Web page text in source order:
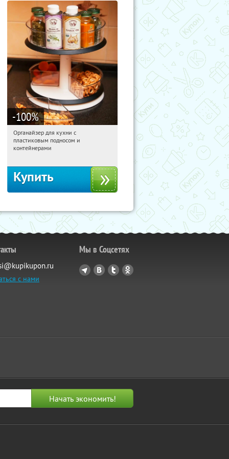
-100%
20:01:43 Получили:
Россия
Органайзер для кухни с
пластиковым подносом и
контейнерами
Купить
с нами
Мы в Соцсетях